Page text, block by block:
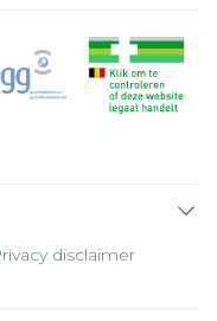
disclaimer